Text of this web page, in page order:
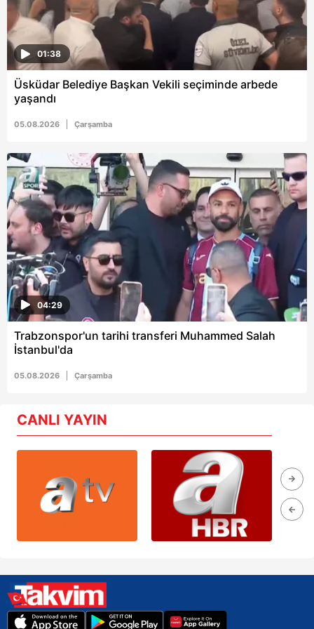
ilgili mevzuata uygun olarak kullanılan çerezlerle ilgili bilgi
almak için lütfen
.
01:38
Üsküdar Belediye Başkan Vekili seçiminde arbede
yaşandı
05.08.2026 Çarşamba
04:29
Trabzonspor'un tarihi transferi Muhammed Salah
İstanbul'da
05.08.2026 Çarşamba
CANLI YAYIN